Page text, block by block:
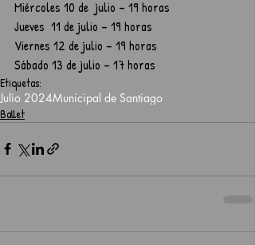
Miércoles 10 de  julio – 19 horas
Jueves  11 de julio – 19 horas
Viernes 12 de julio – 19 horas
Sábado 13 de julio – 17 horas
Etiquetas:
Julio 2024Municipal de Santiago
Ballet